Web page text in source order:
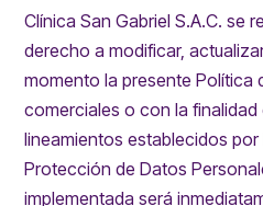
Clínica San Gabriel S.A.C. se
derecho a modificar,
momento la presente Política
comerciales o con la finalidad
lineamientos establecidos
Protección de Datos
implementada será